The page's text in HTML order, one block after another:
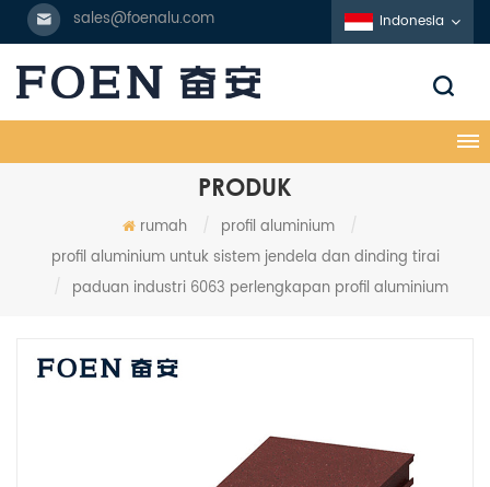
sales@foenalu.com Indonesia
PRODUK
rumah / profil aluminium
/
profil aluminium untuk sistem jendela dan dinding tirai
/
paduan industri 6063 perlengkapan profil aluminium